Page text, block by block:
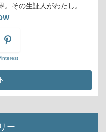
その生証人がわたし。
ー